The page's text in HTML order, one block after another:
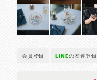
会員登録 LINEの友達登録